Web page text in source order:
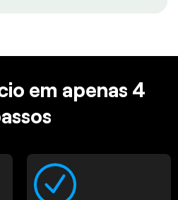
em apenas 4